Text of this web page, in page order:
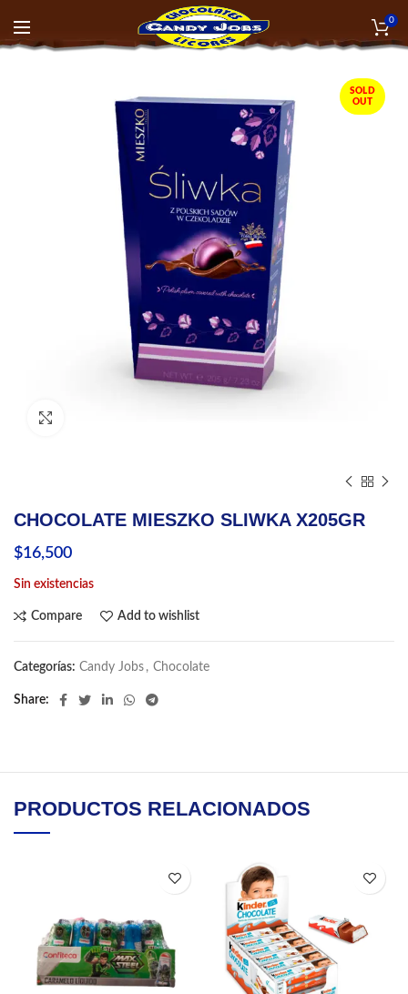
0
SOLD
OUT
CHOCOLATE MIESZKO SLIWKA X205GR
$16,500
Sin existencias
Compare Add to wishlist
Categorías: Candy Jobs , Chocolate
Share
PRODUCTOS RELACIONADOS